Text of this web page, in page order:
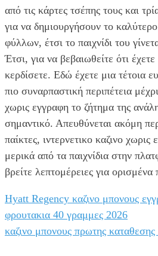
από τις κάρτες τσέπης τους και
για να δημιουργήσουν το
φύλλων, έτσι το παιχνίδι του
Έτσι, για να βεβαιωθείτε ότι
κερδίσετε. Εδώ έχετε μια τέτοια
πιο συναρπαστική περιπέτεια
χωρις εγγραφη το ζήτημα της
σημαντικό. Απευθύνεται ακόμη
παίκτες, ιντερνετικο καζινο
μερικά από τα παιχνίδια στην
βρείτε λεπτομέρειες για ορισμένα
Hyatt Regency καζινο μπονους
φρουτακια 40 γραμμες 2026
καζινο μπονους πρωτης